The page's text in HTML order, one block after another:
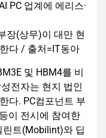
장(상무)이 대만 현
다 / 출처=IT동아
및 HBM4를 비
전자는 현지 법인
다. PC컴포넌트 부
이 전시에 참여한
린트(Mobilint)와 딥